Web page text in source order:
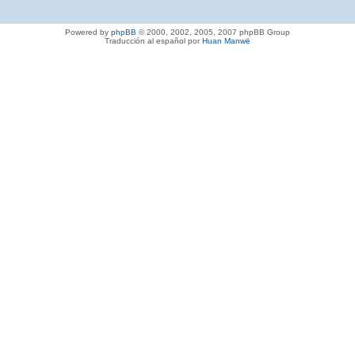
Powered by phpBB © 2000, 2002, 2005, 2007 phpBB Group
Traducción al español porHuan Manwë